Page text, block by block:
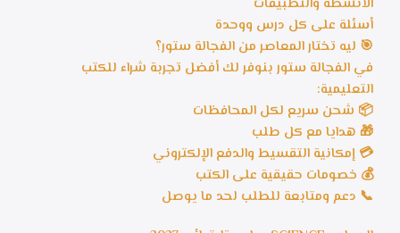
الأنشطة والتطبيقات
أسئلة على كل درس ووحدة
🎯 ليه تختار المعاصر من الفجالة ستور؟
في الفجالة ستور بنوفر لك أفضل تجربة شراء للكتب
التعليمية:
📦 شحن سريع لكل المحافظات
🎁 هدايا مع كل طلب
💳 إمكانية التقسيط والدفع الإلكتروني
💰 خصومات حقيقية على الكتب
📞 دعم ومتابعة للطلب لحد ما يوصل